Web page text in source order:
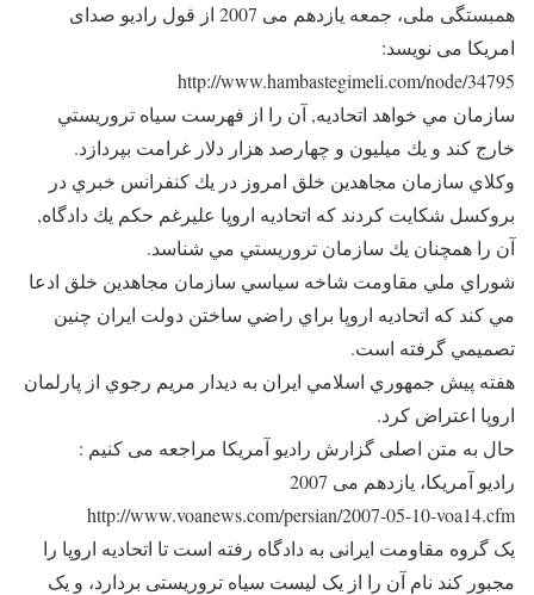
همبستگی ملی، جمعه یازدهم می 2007 از قول رادیو صدای
امریکا می نویسد:
http://www.hambastegimeli.com/node/34795
سازمان مي خواهد اتحاديه, آن را از فهرست سياه تروريستي
خارج كند و يك ميليون و چهارصد هزار دلار غرامت بپردازد.
وكلاي سازمان مجاهدين خلق امروز در يك كنفرانس خبري در
بروكسل شکايت کردند كه اتحاديه اروپا عليرغم حكم يك دادگاه,
آن را همچنان يك سازمان تروريستي مي شناسد.
شوراي ملي مقاومت شاخه سياسي سازمان مجاهدين خلق ادعا
مي كند كه اتحاديه اروپا براي راضي ساختن دولت ايران چنين
تصميمي گرفته است.
هفته پيش جمهوري اسلامي ايران به ديدار مريم رجوي از پارلمان
اروپا اعتراض كرد.
حال به متن اصلی گزارش رادیو آمریکا مراجعه می کنیم :
رادیو آمریکا، یازدهم می 2007
http://www.voanews.com/persian/2007-05-10-voa14.cfm
يک گروه مقاومت ايرانی به دادگاه رفته است تا اتحاديه اروپا را
مجبور کند نام آن را از يک ليست سياه تروريستی بردارد، و يک